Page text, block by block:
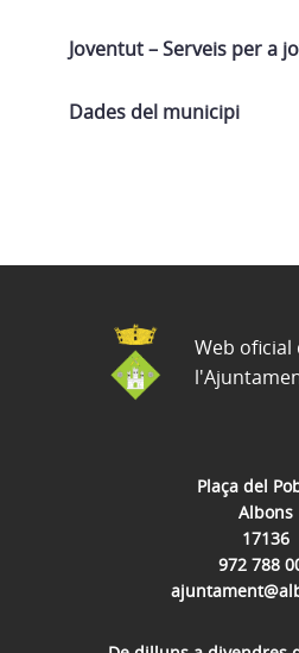
Joventut – Serveis per a
Dades del municipi
Plaça del
Albons
17136
972 788
Web oficial